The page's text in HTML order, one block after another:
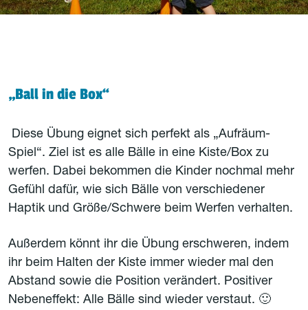
„Ball in die Box“
Diese Übung eignet sich perfekt als „Aufräum-
Spiel“. Ziel ist es alle Bälle in eine Kiste/Box zu
werfen. Dabei bekommen die Kinder nochmal mehr
Gefühl dafür, wie sich Bälle von verschiedener
Haptik und Größe/Schwere beim Werfen verhalten.
Außerdem könnt ihr die Übung erschweren, indem
ihr beim Halten der Kiste immer wieder mal den
Abstand sowie die Position verändert. Positiver
Nebeneffekt: Alle Bälle sind wieder verstaut. 🙂